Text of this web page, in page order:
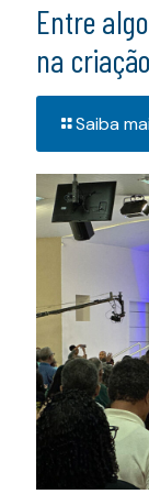
Entre
na
Saiba